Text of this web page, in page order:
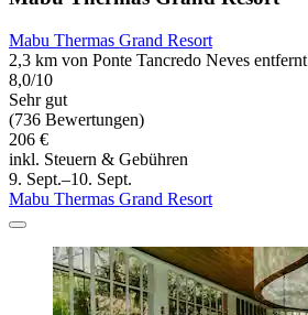
Mabu Thermas Grand Resort
2,3 km von Ponte Tancredo Neves entfernt
8,0/10
Sehr gut
(736 Bewertungen)
206 €
inkl. Steuern & Gebühren
9. Sept.–10. Sept.
Mabu Thermas Grand Resort